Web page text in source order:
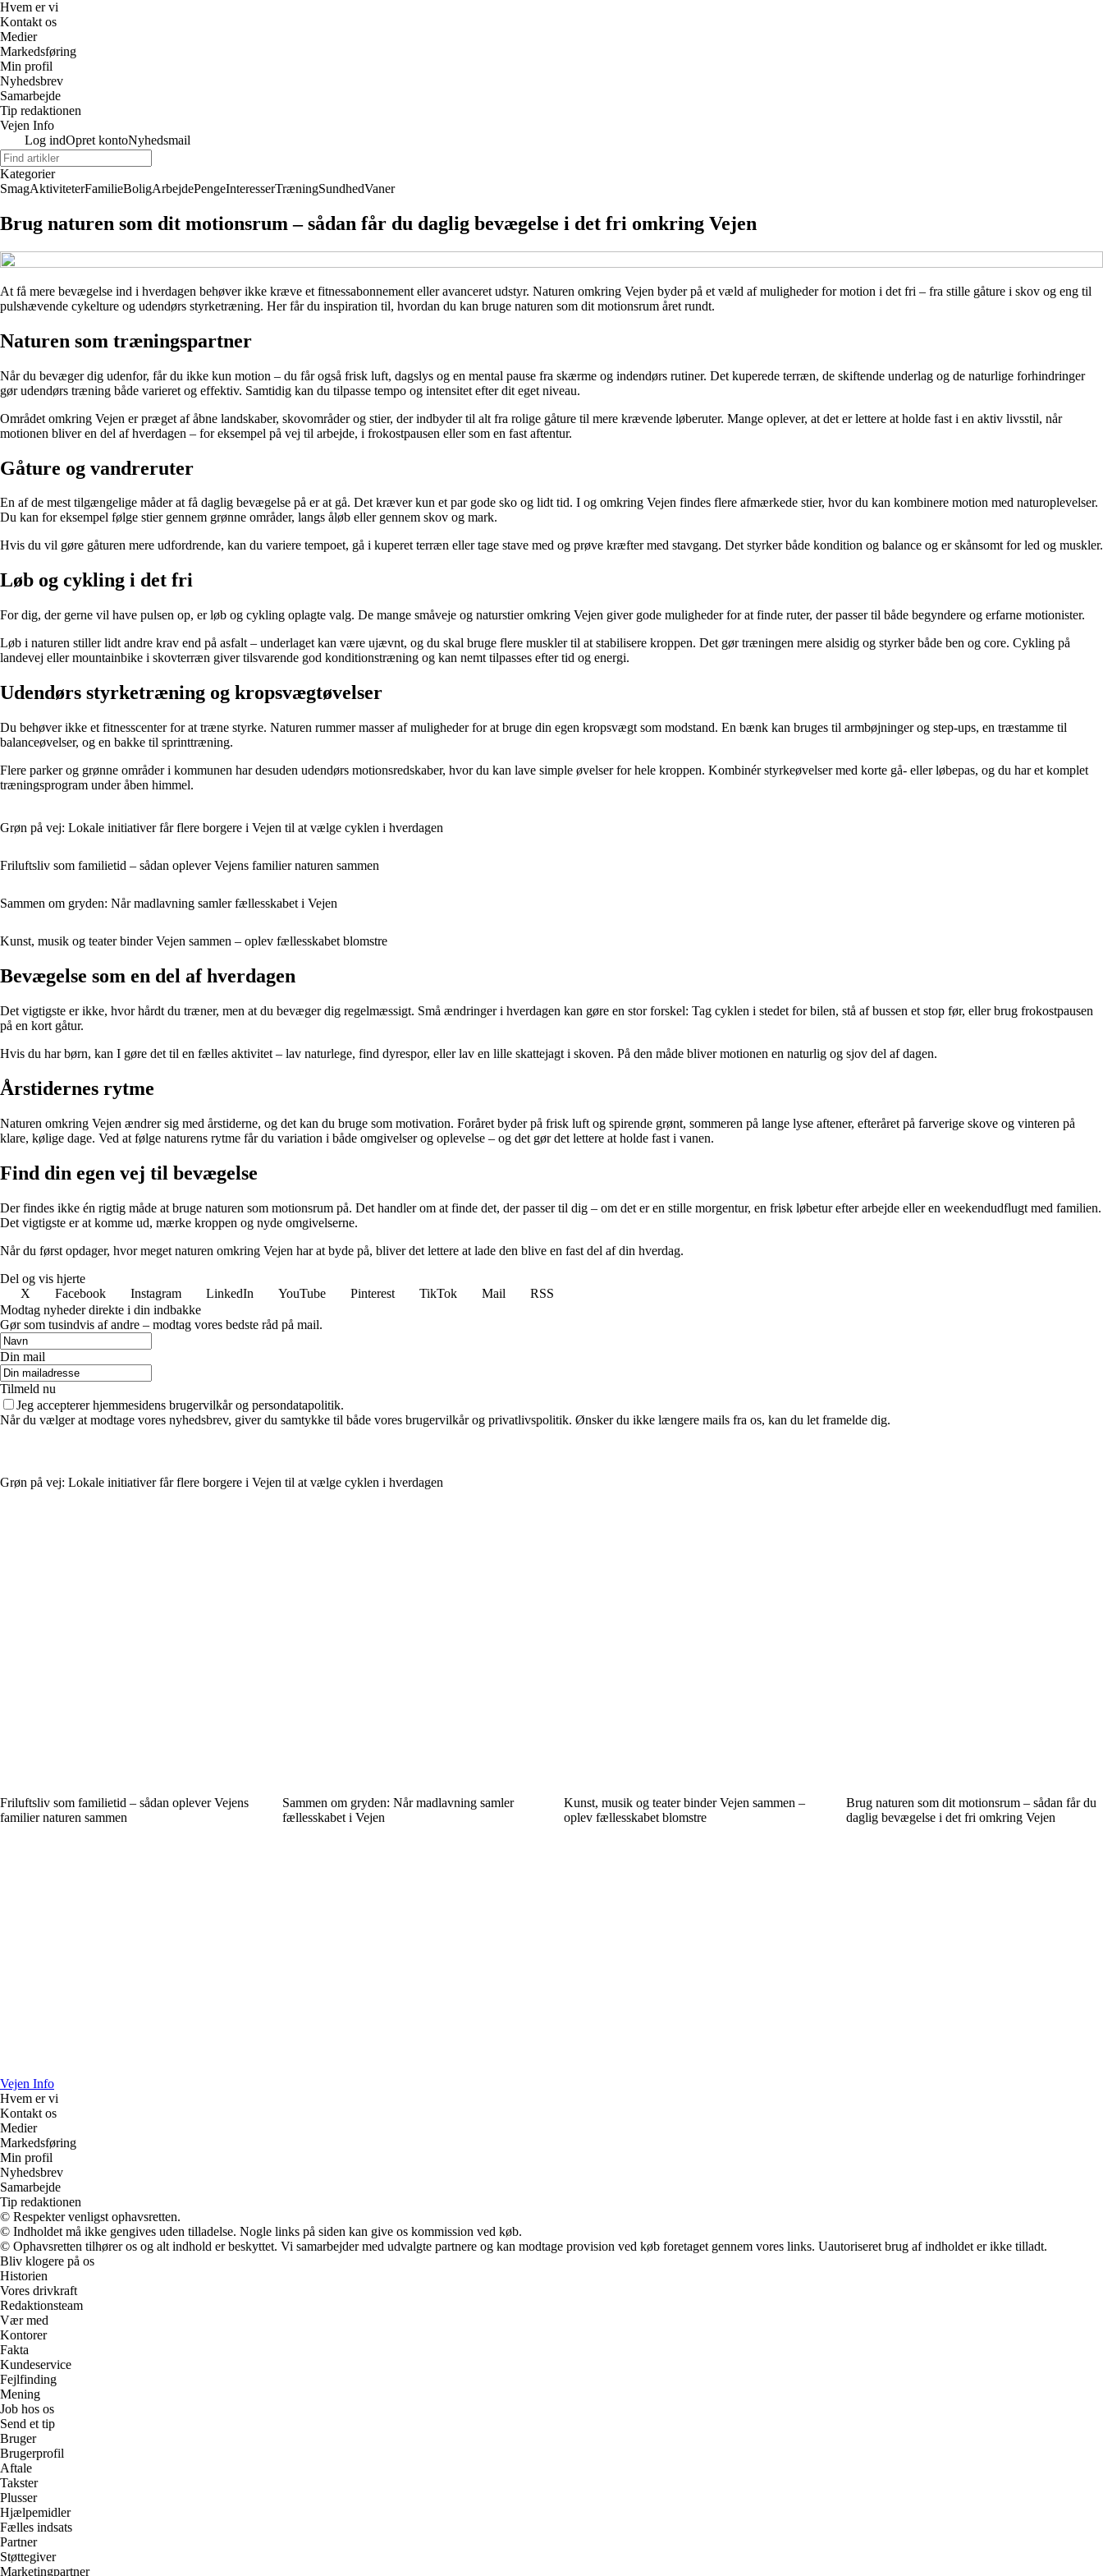
Hvem er vi
Kontakt os
Medier
Markedsføring
Min profil
Nyhedsbrev
Samarbejde
Tip redaktionen
Vejen Info
Log indOpret kontoNyhedsmail
Kategorier
SmagAktiviteterFamilieBoligArbejdePengeInteresserTræningSundhedVaner
Brug naturen som dit motionsrum – sådan får du daglig bevægelse i det fri omkring Vejen
At få mere bevægelse ind i hverdagen behøver ikke kræve et fitnessabonnement eller avanceret udstyr. Naturen omkring Vejen byder på et væld af muligheder for motion i det fri – fra stille gåture i skov og eng til
pulshævende cykelture og udendørs styrketræning. Her får du inspiration til, hvordan du kan bruge naturen som dit motionsrum året rundt.
Naturen som træningspartner
Når du bevæger dig udenfor, får du ikke kun motion – du får også frisk luft, dagslys og en mental pause fra skærme og indendørs rutiner. Det kuperede terræn, de skiftende underlag og de naturlige forhindringer
gør udendørs træning både varieret og effektiv. Samtidig kan du tilpasse tempo og intensitet efter dit eget niveau.
Området omkring Vejen er præget af åbne landskaber, skovområder og stier, der indbyder til alt fra rolige gåture til mere krævende løberuter. Mange oplever, at det er lettere at holde fast i en aktiv livsstil, når
motionen bliver en del af hverdagen – for eksempel på vej til arbejde, i frokostpausen eller som en fast aftentur.
Gåture og vandreruter
En af de mest tilgængelige måder at få daglig bevægelse på er at gå. Det kræver kun et par gode sko og lidt tid. I og omkring Vejen findes flere afmærkede stier, hvor du kan kombinere motion med naturoplevelser.
Du kan for eksempel følge stier gennem grønne områder, langs åløb eller gennem skov og mark.
Hvis du vil gøre gåturen mere udfordrende, kan du variere tempoet, gå i kuperet terræn eller tage stave med og prøve kræfter med stavgang. Det styrker både kondition og balance og er skånsomt for led og muskler.
Løb og cykling i det fri
For dig, der gerne vil have pulsen op, er løb og cykling oplagte valg. De mange småveje og naturstier omkring Vejen giver gode muligheder for at finde ruter, der passer til både begyndere og erfarne motionister.
Løb i naturen stiller lidt andre krav end på asfalt – underlaget kan være ujævnt, og du skal bruge flere muskler til at stabilisere kroppen. Det gør træningen mere alsidig og styrker både ben og core. Cykling på
landevej eller mountainbike i skovterræn giver tilsvarende god konditionstræning og kan nemt tilpasses efter tid og energi.
Udendørs styrketræning og kropsvægtøvelser
Du behøver ikke et fitnesscenter for at træne styrke. Naturen rummer masser af muligheder for at bruge din egen kropsvægt som modstand. En bænk kan bruges til armbøjninger og step-ups, en træstamme til
balanceøvelser, og en bakke til sprinttræning.
Flere parker og grønne områder i kommunen har desuden udendørs motionsredskaber, hvor du kan lave simple øvelser for hele kroppen. Kombinér styrkeøvelser med korte gå- eller løbepas, og du har et komplet
træningsprogram under åben himmel.
Grøn på vej: Lokale initiativer får flere borgere i Vejen til at vælge cyklen i hverdagen
Friluftsliv som familietid – sådan oplever Vejens familier naturen sammen
Sammen om gryden: Når madlavning samler fællesskabet i Vejen
Kunst, musik og teater binder Vejen sammen – oplev fællesskabet blomstre
Bevægelse som en del af hverdagen
Det vigtigste er ikke, hvor hårdt du træner, men at du bevæger dig regelmæssigt. Små ændringer i hverdagen kan gøre en stor forskel: Tag cyklen i stedet for bilen, stå af bussen et stop før, eller brug frokostpausen
på en kort gåtur.
Hvis du har børn, kan I gøre det til en fælles aktivitet – lav naturlege, find dyrespor, eller lav en lille skattejagt i skoven. På den måde bliver motionen en naturlig og sjov del af dagen.
Årstidernes rytme
Naturen omkring Vejen ændrer sig med årstiderne, og det kan du bruge som motivation. Foråret byder på frisk luft og spirende grønt, sommeren på lange lyse aftener, efteråret på farverige skove og vinteren på
klare, kølige dage. Ved at følge naturens rytme får du variation i både omgivelser og oplevelse – og det gør det lettere at holde fast i vanen.
Find din egen vej til bevægelse
Der findes ikke én rigtig måde at bruge naturen som motionsrum på. Det handler om at finde det, der passer til dig – om det er en stille morgentur, en frisk løbetur efter arbejde eller en weekendudflugt med familien.
Det vigtigste er at komme ud, mærke kroppen og nyde omgivelserne.
Når du først opdager, hvor meget naturen omkring Vejen har at byde på, bliver det lettere at lade den blive en fast del af din hverdag.
Del og vis hjerte
X
Facebook Instagram LinkedIn YouTube Pinterest TikTok Mail
RSS
Modtag nyheder direkte i din indbakke
Gør som tusindvis af andre – modtag vores bedste råd på mail.
Din mail
Tilmeld nu
Jeg accepterer hjemmesidens brugervilkår og persondatapolitik.
Når du vælger at modtage vores nyhedsbrev, giver du samtykke til både vores brugervilkår og privatlivspolitik. Ønsker du ikke længere mails fra os, kan du let framelde dig.
Grøn på vej: Lokale initiativer får flere borgere i Vejen til at vælge cyklen i hverdagen
Friluftsliv som familietid – sådan oplever Vejens
familier naturen sammen
Sammen om gryden: Når madlavning samler
fællesskabet i Vejen
Kunst, musik og teater binder Vejen sammen –
oplev fællesskabet blomstre
Brug naturen som dit motionsrum – sådan får du
daglig bevægelse i det fri omkring Vejen
Vejen Info
Hvem er vi
Kontakt os
Medier
Markedsføring
Min profil
Nyhedsbrev
Samarbejde
Tip redaktionen
© Respekter venligst ophavsretten.
© Indholdet må ikke gengives uden tilladelse. Nogle links på siden kan give os kommission ved køb.
© Ophavsretten tilhører os og alt indhold er beskyttet. Vi samarbejder med udvalgte partnere og kan modtage provision ved køb foretaget gennem vores links. Uautoriseret brug af indholdet er ikke tilladt.
Bliv klogere på os
Historien
Vores drivkraft
Redaktionsteam
Vær med
Kontorer
Fakta
Kundeservice
Fejlfinding
Mening
Job hos os
Send et tip
Bruger
Brugerprofil
Aftale
Takster
Plusser
Hjælpemidler
Fælles indsats
Partner
Støttegiver
Marketingpartner